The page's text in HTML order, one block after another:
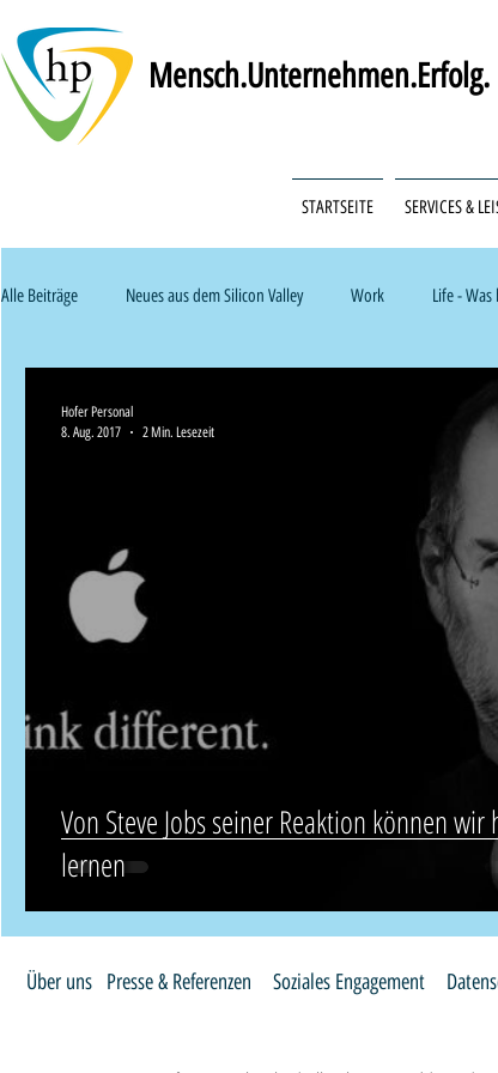
Mensch.Unternehmen.Erfolg.
STARTSEITE SERVICES &
Alle Beiträge Neues aus dem Silicon Valley Work Life -
Von Steve Jobs seiner Reaktion können wir
lernen
Hofer Personal
8. Aug. 2017
2 Min. Lesezeit
Über uns Presse & Referenzen Soziales Engagement